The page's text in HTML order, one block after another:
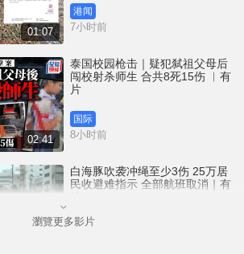
01:07
港闻
7小时前
02:41
泰国校园枪击｜疑犯弑祖父母后
闯校射杀师生 合共8死15伤 ︱有
片
国际
8小时前
白海豚吹袭冲绳至少3伤 25万居
民收避难指示 全部航班取消｜有
国际
瀏覽更多影片